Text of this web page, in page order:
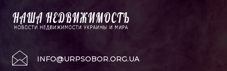
INFO@URPSOBOR.ORG.UA